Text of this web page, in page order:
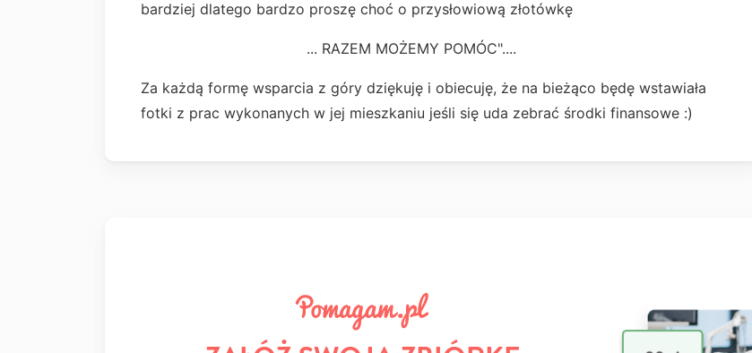
bardziej dlatego bardzo proszę choć o przysłowiową złotówkę
... RAZEM MOŻEMY POMÓC"....
Za każdą formę wsparcia z góry dziękuję i obiecuję, że na bieżąco będę wstawiała
fotki z prac wykonanych w jej mieszkaniu jeśli się uda zebrać środki finansowe :)